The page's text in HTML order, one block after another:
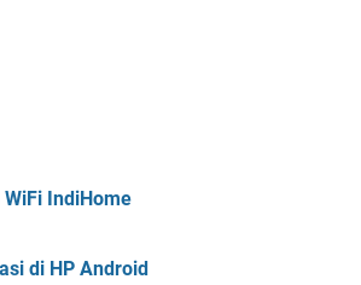
IndiHome
di HP Android